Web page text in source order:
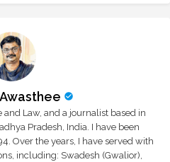
Law, and a journalist based in
Pradesh, India. I have been
Over the years, I have served with
including: Swadesh (Gwalior),